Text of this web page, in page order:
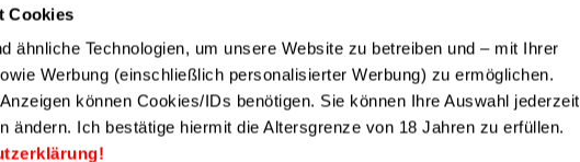
Cookies
ähnliche Technologien, um unsere Website zu betreiben und – mit Ihrer
Werbung (einschließlich personalisierter Werbung) zu ermöglichen.
können Cookies/IDs benötigen. Sie können Ihre Auswahl jederzeit
ändern. Ich bestätige hiermit die Altersgrenze von 18 Jahren zu erfüllen.